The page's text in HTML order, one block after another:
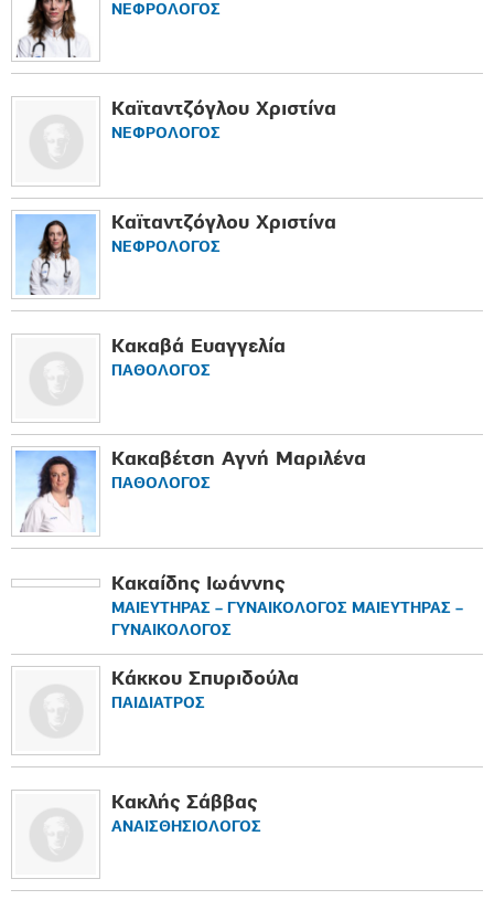
ΝΕΦΡΟΛΟΓΟΣ
Καϊταντζόγλου Χριστίνα
ΝΕΦΡΟΛΟΓΟΣ
Καϊταντζόγλου Χριστίνα
ΝΕΦΡΟΛΟΓΟΣ
Κακαβά Ευαγγελία
ΠΑΘΟΛΟΓΟΣ
Κακαβέτση Αγνή Μαριλένα
ΠΑΘΟΛΟΓΟΣ
Κακαίδης Ιωάννης
ΜΑΙΕΥΤΗΡΑΣ – ΓΥΝΑΙΚΟΛΟΓΟΣ ΜΑΙΕΥΤΗΡΑΣ –
ΓΥΝΑΙΚΟΛΟΓΟΣ
Κάκκου Σπυριδούλα
ΠΑΙΔΙΑΤΡΟΣ
Κακλής Σάββας
ΑΝΑΙΣΘΗΣΙΟΛΟΓΟΣ